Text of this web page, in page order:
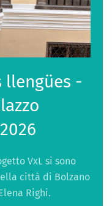
llengües -
VxL si sono
città di Bolzano
Righi.